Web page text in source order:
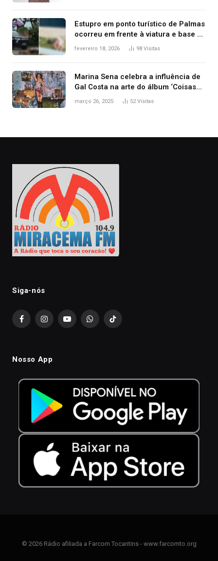
Estupro em ponto turístico de Palmas
ocorreu em frente à viatura e base de
segurança; polícia investiga
fevereiro 18, 2026 98 Visitas
Marina Sena celebra a influência de
Gal Costa na arte do álbum ‘Coisas
naturais’
março 26, 2025 52Visitas
Siga-nós
FacebookInstagramYouTubeWhatsAppTikTok
Nosso App
© 2026 Rádio afiliada a Farcom Tocantins - www.farcomto.org